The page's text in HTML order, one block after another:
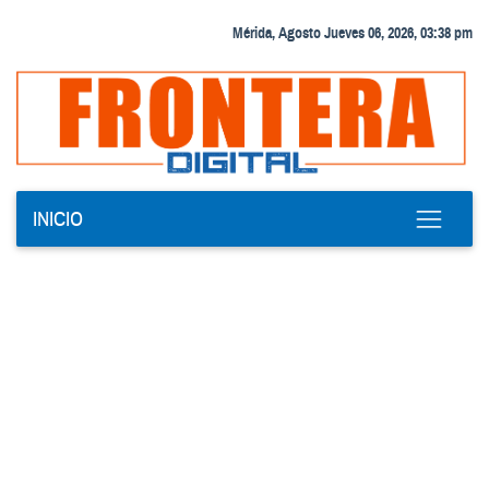
Mérida, Agosto Jueves 06, 2026, 03:38 pm
INICIO